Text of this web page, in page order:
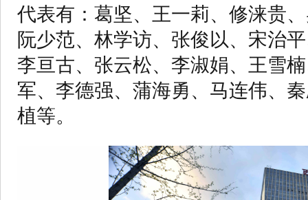
代表有：葛坚、王一莉、修涞贵
阮少范、林学访、张俊以、宋治
李亘古、张云松、李淑娟、王雪
军、李德强、蒲海勇、马连伟、
植等。